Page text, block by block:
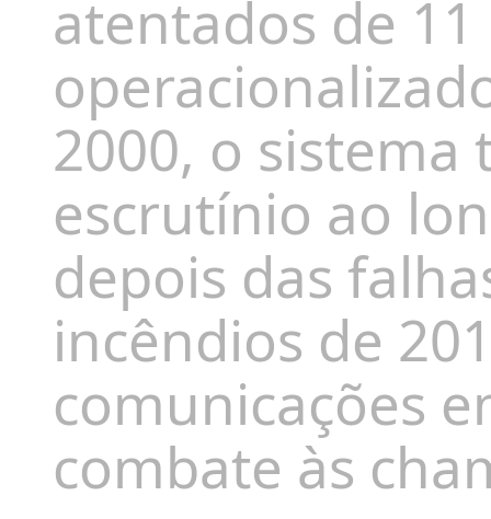
atentados de
2000, o
escrutínio ao
depois das
incêndios de
comunicações
combate às